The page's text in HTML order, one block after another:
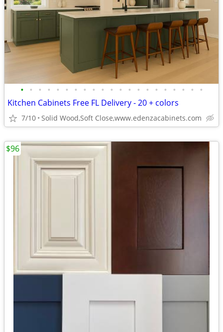
• • • • • • • • • • • • • • • • • • • • •
Kitchen Cabinets Free FL Delivery - 20 + colors
7/10 Solid Wood,Soft Close,www.edenzacabinets.com
$96